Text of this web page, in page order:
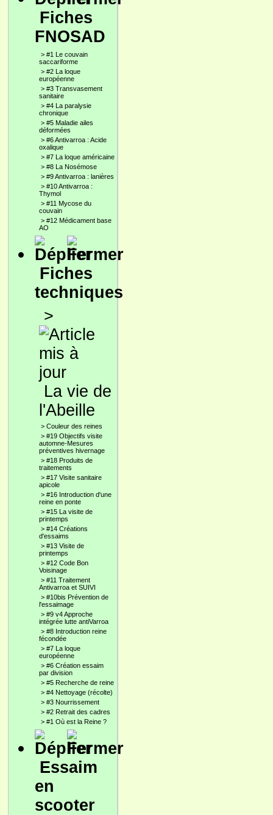
Fiches
FNOSAD
> #1 Le couvain
saccariforme
> #2 La loque
européenne
> #3 Transvasement
sanitaire
> #4 La paralysie
chronique
> #5 Maladie ailes
déformées
> #6 Antivarroa : Acide
oxalique
> #7 La loque américaine
> #8 La Nosémose
> #9 Antivarroa : lanières
> #10 Antivarroa :
Thymol
> #11 Mycose du
couvain
> #12 Médicament base
AO
Fiches
techniques
>
La vie de
l'Abeille
> Couleur des reines
> #19 Objectifs visite
automne-Mesures
préventives hivernage
> #18 Produits de
traitements
> #17 Visite sanitaire
apicole
> #16 Introduction d'une
reine en ponte
> #15 La visite de
printemps
> #14 Créations
d'essaims
> #13 Visite de
printemps
> #12 Code Bon
Voisinage
> #11 Traitement
Antivarroa et SUIVI
> #10bis Prévention de
l'essaimage
> #9 v4 Approche
intégrée lutte antiVarroa
> #8 Introduction reine
fécondée
> #7 La loque
européenne
> #6 Création essaim
par division
> #5 Recherche de reine
> #4 Nettoyage (récolte)
> #3 Nourrissement
> #2 Retrait des cadres
> #1 Où est la Reine ?
Essaim
en
scooter